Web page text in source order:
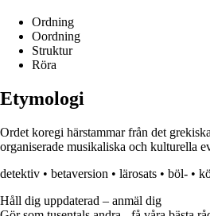
Ordning
Oordning
Struktur
Röra
Etymologi
Ordet koregi härstammar från det
organiserade musikaliska och kulturella
detektiv • betaversion • lärosats • böl- •
Håll dig uppdaterad – anmäl dig